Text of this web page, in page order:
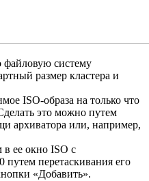
файловую систему
размер кластера и
ISO-образа на только что
это можно путем
архиватора или, например,
в ее окно ISO с
путем перетаскивания его
«Добавить».